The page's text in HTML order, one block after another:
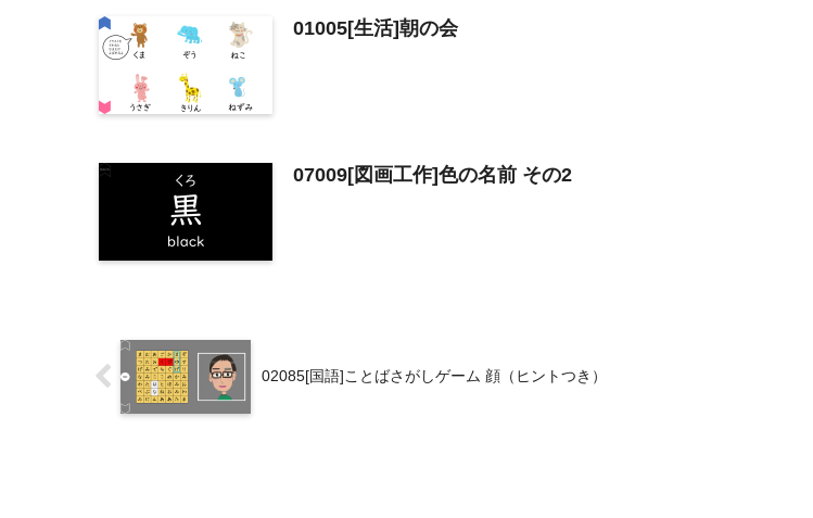
01005[生活]朝の会
07009[図画工作]色の名前 その2
02085[国語]ことばさがしゲーム 顔（ヒントつき）